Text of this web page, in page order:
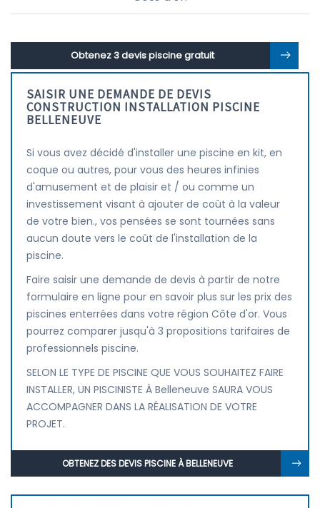
Obtenez 3 devis piscine gratuit
SAISIR UNE DEMANDE DE DEVIS
CONSTRUCTION INSTALLATION PISCINE
BELLENEUVE
Si vous avez décidé d'installer une piscine en kit, en
coque ou autres, pour vous des heures infinies
d'amusement et de plaisir et / ou comme un
investissement visant à ajouter de coût à la valeur
de votre bien., vos pensées se sont tournées sans
aucun doute vers le coût de l'installation de la
piscine.
Faire saisir une demande de devis à partir de notre
formulaire en ligne pour en savoir plus sur les prix des
piscines enterrées dans votre région Côte d'or. Vous
pourrez comparer jusqu'à 3 propositions tarifaires de
professionnels piscine.
SELON LE TYPE DE PISCINE QUE VOUS SOUHAITEZ FAIRE
INSTALLER, UN PISCINISTE À Belleneuve SAURA VOUS
ACCOMPAGNER DANS LA RÉALISATION DE VOTRE
PROJET.
OBTENEZ DES DEVIS PISCINE À BELLENEUVE